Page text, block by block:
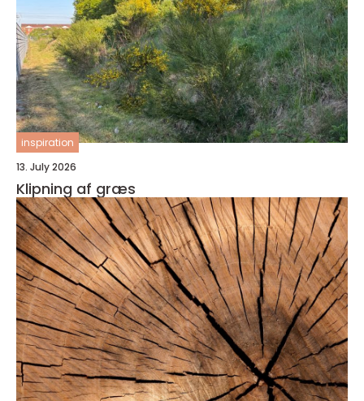
inspiration
13. July 2026
Klipning af græs